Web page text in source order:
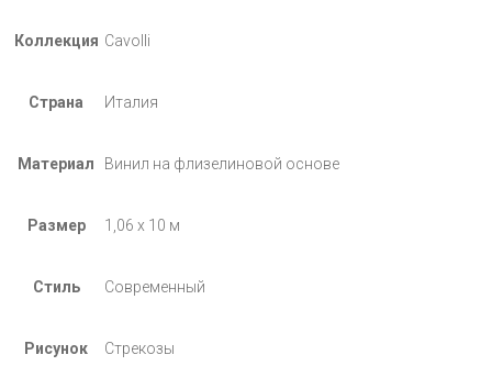
Коллекция Cavolli
Страна Италия
Материал Винил на флизелиновой основе
Размер 1,06 х 10 м
Стиль Современный
Рисунок Стрекозы